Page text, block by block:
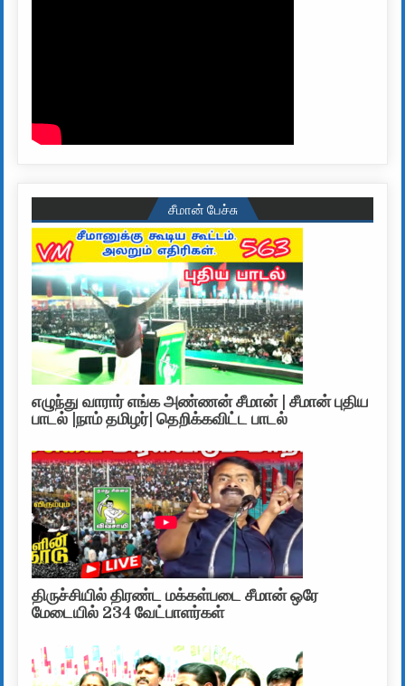
சீமான் பேச்சு
எழுந்து வாரார் எங்க அண்ணன் சீமான் | சீமான் புதிய
பாடல் |நாம் தமிழர்| தெறிக்கவிட்ட பாடல்
திருச்சியில் திரண்ட மக்கள்படை சீமான் ஒரே
மேடையில் 234 வேட்பாளர்கள்